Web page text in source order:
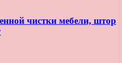
чистки мебели, штор